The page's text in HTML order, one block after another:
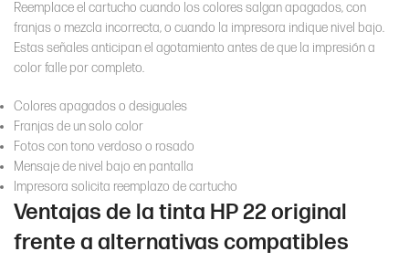
Reemplace el cartucho cuando los colores salgan apagados, con
franjas o mezcla incorrecta, o cuando la impresora indique nivel bajo.
Estas señales anticipan el agotamiento antes de que la impresión a
color falle por completo.
Colores apagados o desiguales
Franjas de un solo color
Fotos con tono verdoso o rosado
Mensaje de nivel bajo en pantalla
Impresora solicita reemplazo de cartucho
Ventajas de la tinta HP 22 original
frente a alternativas compatibles